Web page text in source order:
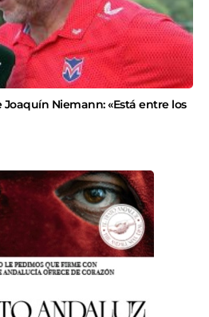
Niemann: «Está entre los